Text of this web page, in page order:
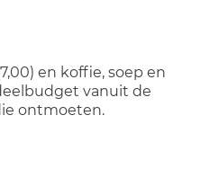
en koffie, soep en
vanuit de
ontmoeten.